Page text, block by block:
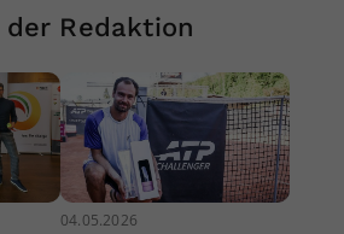
Redaktion
04.05.2026